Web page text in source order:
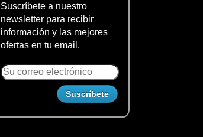
Suscríbete a nuestro
newsletter para recibir
información y las mejores
ofertas en tu email.